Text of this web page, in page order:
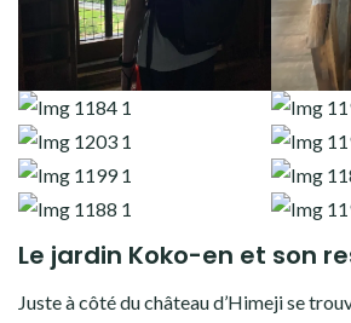
Le jardin Koko-en et son
Juste à côté du château d’Himeji se